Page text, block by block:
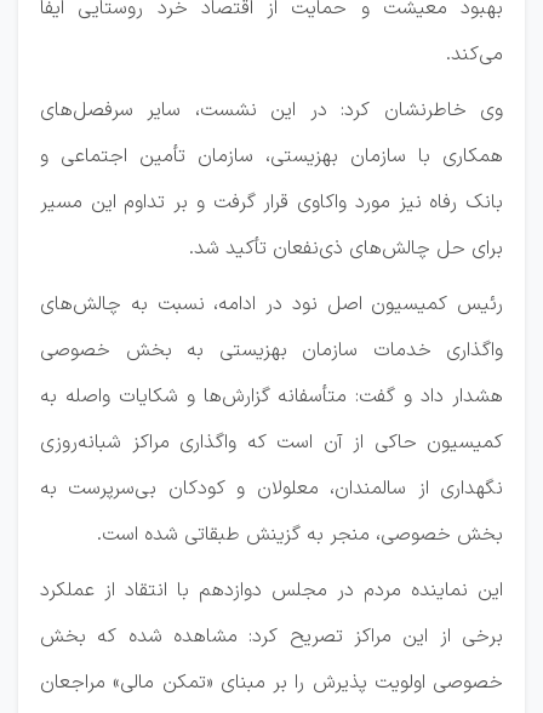
بهبود معیشت و حمایت از اقتصاد خرد روستایی ایفا
می‌کند.
وی خاطرنشان کرد: در این نشست، سایر سرفصل‌های
همکاری با سازمان بهزیستی، سازمان تأمین اجتماعی و
بانک رفاه نیز مورد واکاوی قرار گرفت و بر تداوم این مسیر
برای حل چالش‌های ذی‌نفعان تأکید شد.
رئیس کمیسیون اصل نود در ادامه، نسبت به چالش‌های
واگذاری خدمات سازمان بهزیستی به بخش خصوصی
هشدار داد و گفت: متأسفانه گزارش‌ها و شکایات واصله به
کمیسیون حاکی از آن است که واگذاری مراکز شبانه‌روزی
نگهداری از سالمندان، معلولان و کودکان بی‌سرپرست به
بخش خصوصی، منجر به گزینش طبقاتی شده است.
این نماینده مردم در مجلس دوازدهم با انتقاد از عملکرد
برخی از این مراکز تصریح کرد: مشاهده شده که بخش
خصوصی اولویت پذیرش را بر مبنای «تمکن مالی» مراجعان